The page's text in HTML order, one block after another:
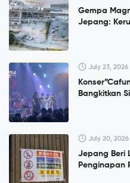
Gempa
Jepang:
July 23, 2026
Bangkitkan
July 20, 2026
Jepang Beri
Penginapan